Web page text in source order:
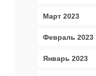
Март 2023
Февраль 2023
Январь 2023